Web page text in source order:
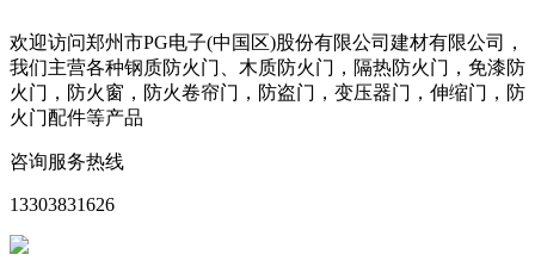
欢迎访问郑州市PG电子(中国区)股份有限公司建材有限公司，
我们主营各种钢质防火门、木质防火门，隔热防火门，免漆防
火门，防火窗，防火卷帘门，防盗门，变压器门，伸缩门，防
火门配件等产品
咨询服务热线
13303831626